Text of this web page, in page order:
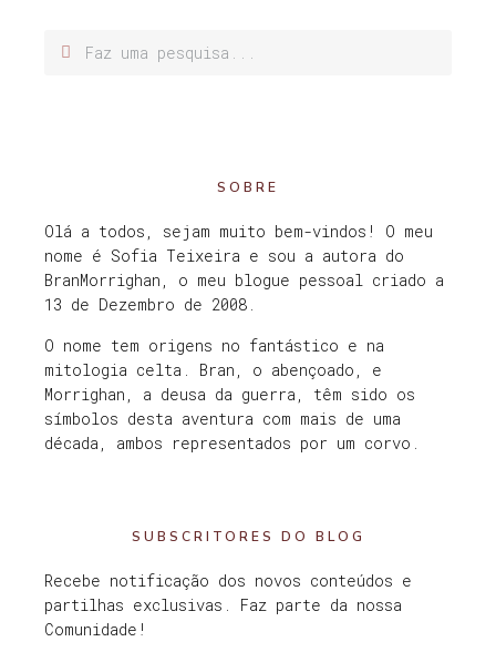
SOBRE
Olá a todos, sejam muito bem-vindos! O meu
nome é Sofia Teixeira e sou a autora do
BranMorrighan, o meu blogue pessoal criado a
13 de Dezembro de 2008.
O nome tem origens no fantástico e na
mitologia celta. Bran, o abençoado, e
Morrighan, a deusa da guerra, têm sido os
símbolos desta aventura com mais de uma
década, ambos representados por um corvo.
SUBSCRITORES DO BLOG
Recebe notificação dos novos conteúdos e
partilhas exclusivas. Faz parte da nossa
Comunidade!